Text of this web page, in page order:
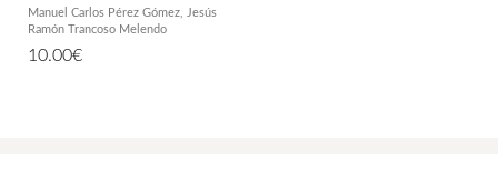
Manuel Carlos Pérez Gómez
Jesús
Ramón Trancoso Melendo
10.00€